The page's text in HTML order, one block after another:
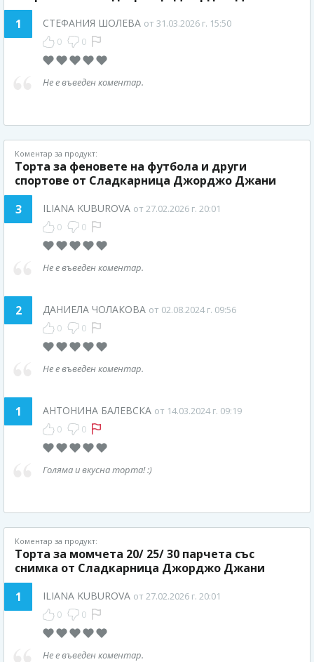
1
СТЕФАНИЯ ШОЛЕВА от 31.03.2026 г. 15:50
0 0
Не е въведен коментар.
Коментар за продукт:
Торта за феновете на футбола и други
спортове от Сладкарница Джорджо Джани
3
ILIANA KUBUROVA от 27.02.2026 г. 20:01
0 0
Не е въведен коментар.
2 ДАНИЕЛА ЧОЛАКОВА от 02.08.2024 г. 09:56
0 0
Не е въведен коментар.
1 АНТОНИНА БАЛЕВСКА от 14.03.2024 г. 09:19
0 0
Голяма и вкусна торта! :)
Коментар за продукт:
Торта за момчета 20/ 25/ 30 парчета със
снимка от Сладкарница Джорджо Джани
1
ILIANA KUBUROVA от 27.02.2026 г. 20:01
0 0
Не е въведен коментар.